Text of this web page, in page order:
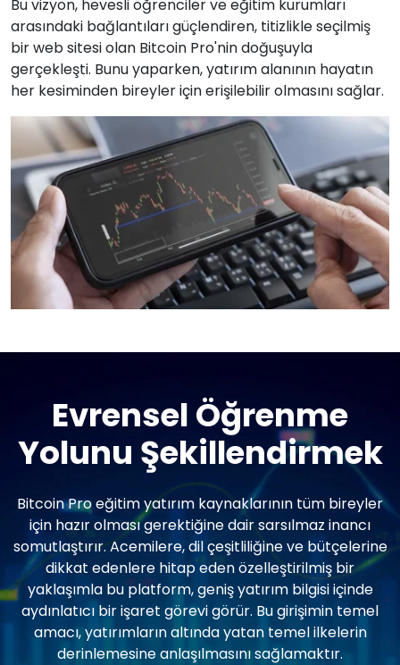
Bu vizyon, hevesli öğrenciler ve eğitim kurumları
arasındaki bağlantıları güçlendiren, titizlikle seçilmiş
bir web sitesi olan Bitcoin Pro'nin doğuşuyla
gerçekleşti. Bunu yaparken, yatırım alanının hayatın
her kesiminden bireyler için erişilebilir olmasını sağlar.
Evrensel Öğrenme
Yolunu Şekillendirmek
Bitcoin Pro eğitim yatırım kaynaklarının tüm bireyler
için hazır olması gerektiğine dair sarsılmaz inancı
somutlaştırır. Acemilere, dil çeşitliliğine ve bütçelerine
dikkat edenlere hitap eden özelleştirilmiş bir
yaklaşımla bu platform, geniş yatırım bilgisi içinde
aydınlatıcı bir işaret görevi görür. Bu girişimin temel
amacı, yatırımların altında yatan temel ilkelerin
derinlemesine anlaşılmasını sağlamaktır.